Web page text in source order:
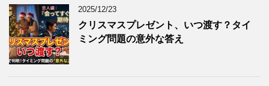
2025/12/23
クリスマスプレゼント、いつ渡す？タイ
ミング問題の意外な答え